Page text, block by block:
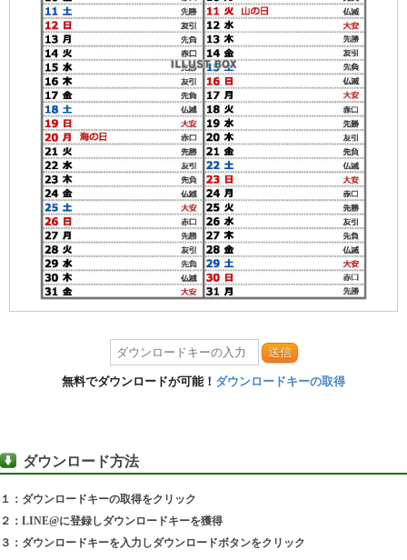
送信
無料でダウンロードが可能！ ダウンロードキーの取得
ダウンロード方法
１：ダウンロードキーの取得をクリック
２：LINE@に登録しダウンロードキーを獲得
３：ダウンロードキーを入力しダウンロードボタンをクリック